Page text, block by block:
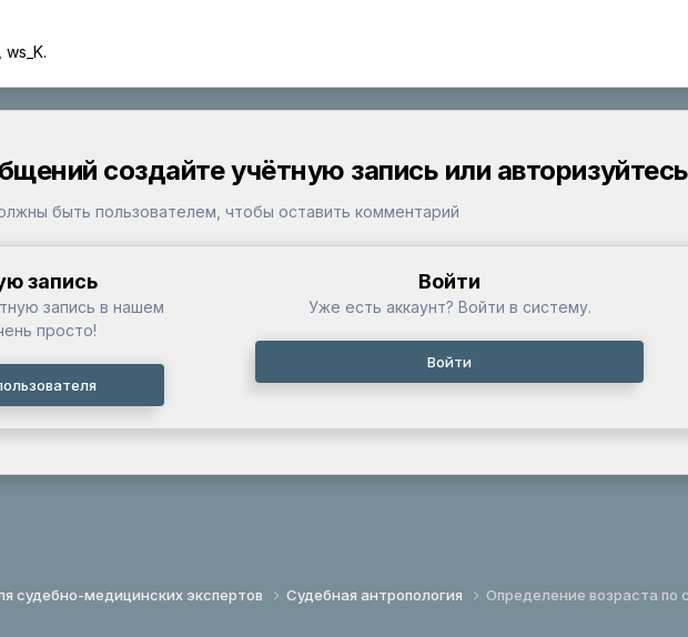
создайте учётную запись или авторизуйтесь
быть пользователем, чтобы оставить комментарий
запись
запись в нашем
просто!
Войти
Уже есть аккаунт? Войти в систему.
Войти
судебно-медицинских экспертов Судебная антропология Определение возраста по